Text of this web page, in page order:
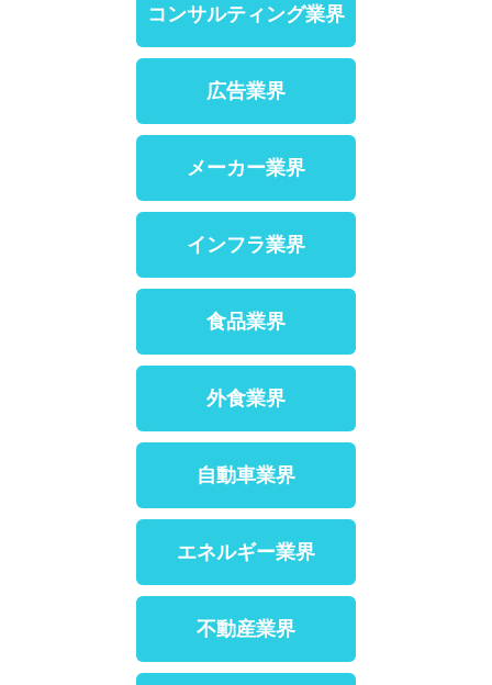
コンサルティング業界
広告業界
メーカー業界
インフラ業界
食品業界
外食業界
自動車業界
エネルギー業界
不動産業界